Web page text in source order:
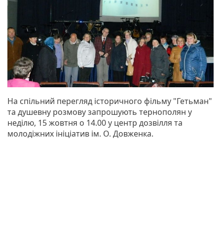
На спільний перегляд історичного фільму "Гетьман"
та душевну розмову запрошують тернополян у
неділю, 15 жовтня о 14.00 у центр дозвілля та
молодіжних ініціатив ім. О. Довженка.